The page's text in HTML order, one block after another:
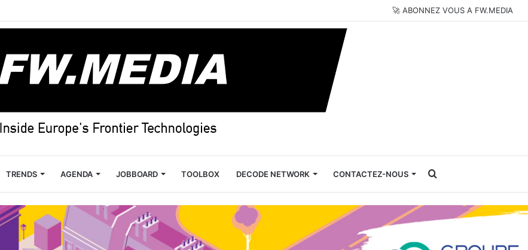
🚀 ABONNEZ VOUS A FW.MEDIA
TRENDS AGENDA JOBBOARD TOOLBOX DECODE NETWORK CONTACTEZ-NOUS Rechercher